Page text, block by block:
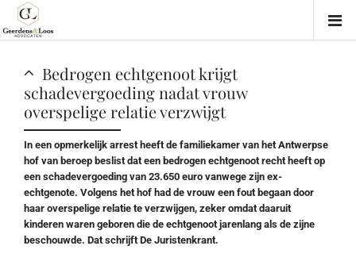
Bedrogen echtgenoot krijgt
schadevergoeding nadat vrouw
overspelige relatie verzwijgt
In een opmerkelijk arrest heeft de familiekamer van het Antwerpse
hof van beroep beslist dat een bedrogen echtgenoot recht heeft op
een schadevergoeding van 23.650 euro vanwege zijn ex-
echtgenote. Volgens het hof had de vrouw een fout begaan door
haar overspelige relatie te verzwijgen, zeker omdat daaruit
kinderen waren geboren die de echtgenoot jarenlang als de zijne
beschouwde. Dat schrijft De Juristenkrant.